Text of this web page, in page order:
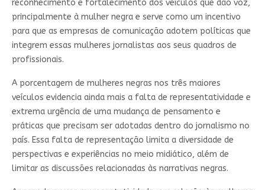
reconhecimento e fortalecimento dos veículos que dão voz,
principalmente à mulher negra e serve como um incentivo
para que as empresas de comunicação adotem políticas que
integrem essas mulheres jornalistas aos seus quadros de
profissionais.
A porcentagem de mulheres negras nos três maiores
veículos evidencia ainda mais a falta de representatividade e
extrema urgência de uma mudança de pensamento e
práticas que precisam ser adotadas dentro do jornalismo no
país. Essa falta de representação limita a diversidade de
perspectivas e experiências no meio midiático, além de
limitar as discussões relacionadas às narrativas negras.